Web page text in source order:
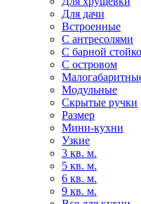
Для дачи
Встроенные
С антресолями
С барной
С островом
Модульные
Скрытые ручки
Размер
Мини-кухни
Узкие
3 кв. м.
5 кв. м.
6 кв. м.
9 кв. м.